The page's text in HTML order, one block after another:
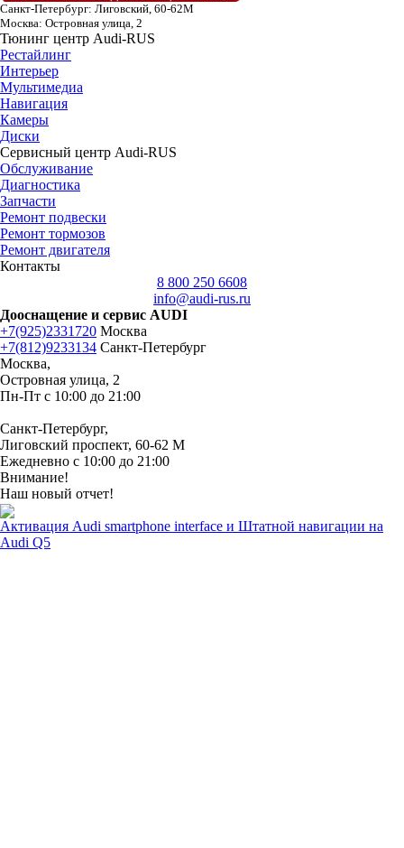
Санкт-Петербург: Лиговский, 60-62М
Москва: Островная улица, 2
Тюнинг центр Audi-RUS
Рестайлинг
Интерьер
Мультимедиа
Навигация
Камеры
Диски
Сервисный центр Audi-RUS
Обслуживание
Диагностика
Запчасти
Ремонт подвески
Ремонт тормозов
Ремонт двигателя
Контакты
8 800 250 6608
info@audi-rus.ru
Дооснащение и сервис AUDI
+7(925)2331720 Москва
+7(812)9233134 Санкт-Петербург
Москва,
Островная улица, 2
Пн-Пт с 10:00 до 21:00
Санкт-Петербург,
Лиговский проспект, 60-62 М
Ежедневно с 10:00 до 21:00
Внимание!
Наш новый отчет!
Активация Audi smartphone interface и Штатной навигации на
Audi Q5